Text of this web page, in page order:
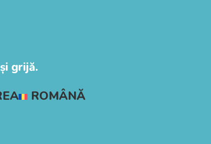
grijă.
ROMÂNĂ